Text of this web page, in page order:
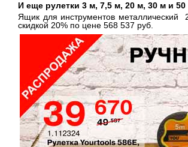
И еще рулетки 3 м, 7,5 м, 20 м, 30 м и
Ящик для инструментов металлический
скидкой 20% по цене 568 537 руб.